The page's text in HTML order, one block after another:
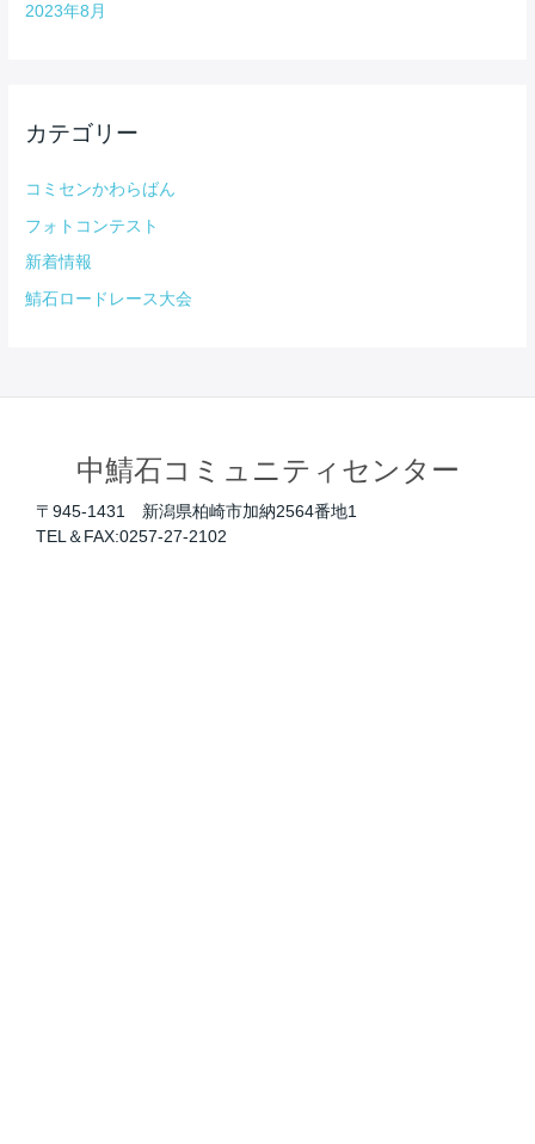
2023年8月
カテゴリー
コミセンかわらばん
フォトコンテスト
新着情報
鯖石ロードレース大会
中鯖石コミュニティセンター
〒945-1431 新潟県柏崎市加納2564番地1
TEL＆FAX:0257-27-2102